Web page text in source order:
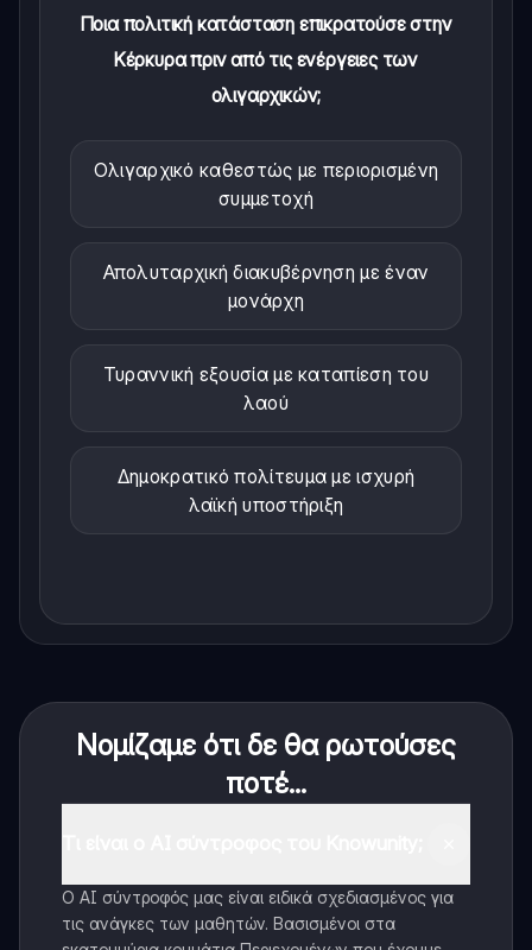
Ποια πολιτική κατάσταση επικρατούσε στην
Κέρκυρα πριν από τις ενέργειες των
ολιγαρχικών;
Ολιγαρχικό καθεστώς με περιορισμένη
συμμετοχή
Απολυταρχική διακυβέρνηση με έναν
μονάρχη
Τυραννική εξουσία με καταπίεση του
λαού
Δημοκρατικό πολίτευμα με ισχυρή
λαϊκή υποστήριξη
Νομίζαμε ότι δε θα ρωτούσες
ποτέ...
Ο AI σύντροφός μας είναι ειδικά σχεδιασμένος για
τις ανάγκες των μαθητών. Βασισμένοι στα